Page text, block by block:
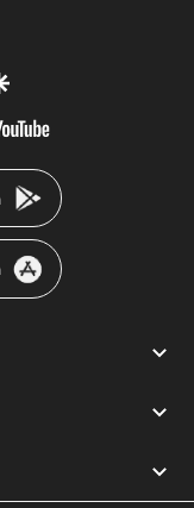
google
youtube-